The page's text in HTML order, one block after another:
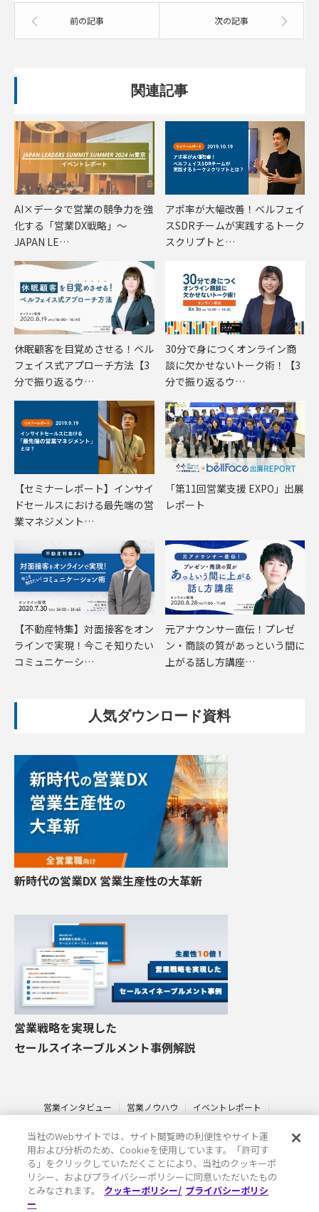
前の記事 次の記事
関連記事
AI×データで営業の競争力を強
化する「営業DX戦略」〜
JAPAN LE…
アポ率が大幅改善！ベルフェイ
スSDRチームが実践するトーク
スクリプトと…
休眠顧客を目覚めさせる！ベル
フェイス式アプローチ方法【3
分で振り返るウ…
30分で身につくオンライン商
談に欠かせないトーク術！【3
分で振り返るウ…
【セミナーレポート】インサイ
ドセールスにおける最先端の営
業マネジメント…
「第11回営業支援 EXPO」出展
レポート
【不動産特集】対面接客をオン
ラインで実現！今こそ知りたい
コミュニケーシ…
元アナウンサー直伝！プレゼ
ン・商談の質があっという間に
上がる話し方講座…
人気ダウンロード資料
新時代の営業DX 営業生産性の大革新
営業戦略を実現した
セールスイネーブルメント事例解説
営業インタビュー 営業ノウハウ
イベントレポート
その他
ベルフェイスとは
情報セキュリティ基本方針
プライバシーポリシー
クッキーポリシー
Copyright ©
当社のWebサイトでは、サイト閲覧時の利便性やサイト運
用および分析のため、Cookieを使用しています。「許可す
る」をクリックしていただくことにより、当社のクッキーポ
リシー、およびプライバシーポリシーに同意いただいたもの
とみなされます。
クッキーポリシー/ プライバシーポリシ
ー